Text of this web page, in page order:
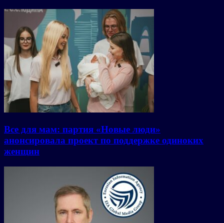
Все для мам: партия «Новые люди»
анонсировала проект по поддержке одиноких
женщин